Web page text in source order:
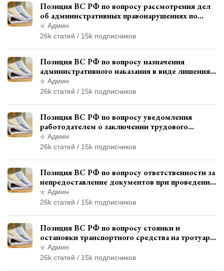
Позиция ВС РФ по вопросу рассмотрения дел
об административных правонарушениях по
месту жительства и сроков давности
привлечения к ответственности
Админ
26k статей / 15k подписчиков
Позиция ВС РФ по вопросу назначения
административного наказания в виде лишения
права управления транспортными средствами
Админ
26k статей / 15k подписчиков
Позиция ВС РФ по вопросу уведомления
работодателем о заключении трудового
договора с бывшим государственным
служащим
Админ
26k статей / 15k подписчиков
Позиция ВС РФ по вопросу ответственности за
непредоставление документов при проведении
контроля и надзора
Админ
26k статей / 15k подписчиков
Позиция ВС РФ по вопросу стоянки и
остановки транспортного средства на тротуаре
и квалификации административного
правонарушения
Админ
26k статей / 15k подписчиков